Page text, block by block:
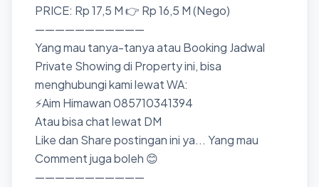
PRICE: Rp 17,5 M 👉 Rp 16,5 M (Nego)
———————————
Yang mau tanya-tanya atau Booking Jadwal
Private Showing di Property ini, bisa
menghubungi kami lewat WA:
⚡Aim Himawan 085710341394
Atau bisa chat lewat DM
Like dan Share postingan ini ya... Yang mau
Comment juga boleh 😊
———————————